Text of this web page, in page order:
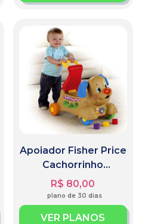
Apoiador Fisher Price
Cachorrinho
Aprender e Brincar
R$ 80,00
plano de 30 dias
VER PLANOS